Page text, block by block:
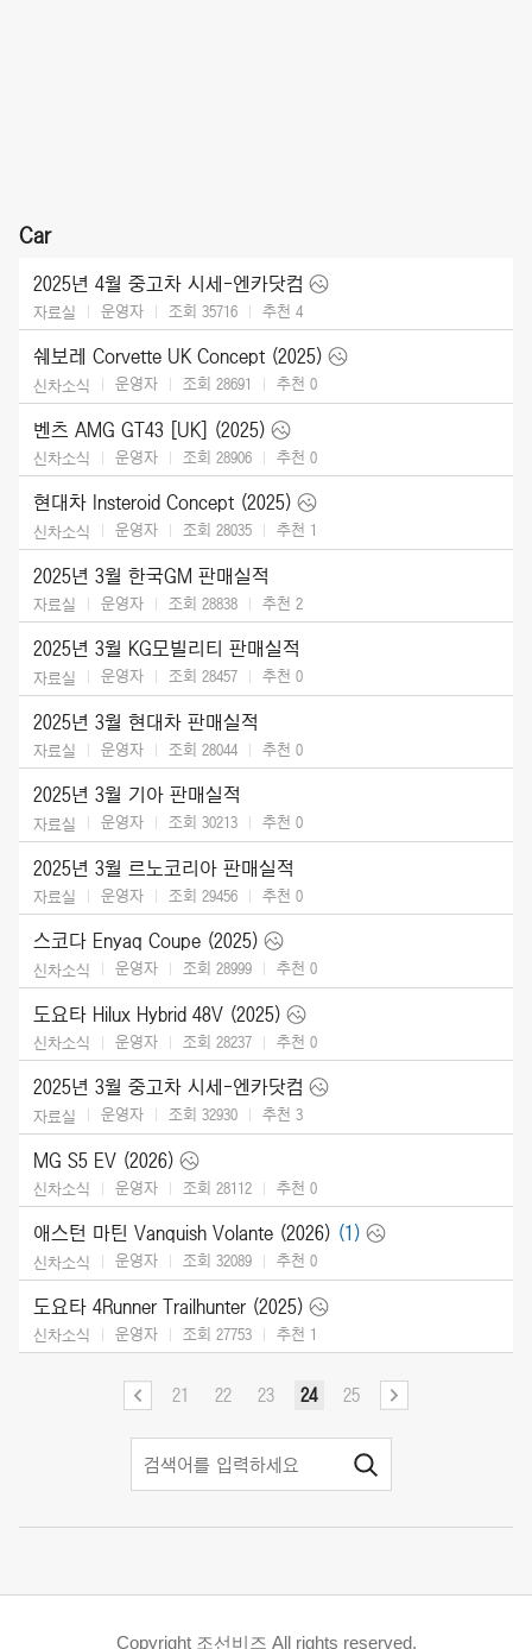
Car
2025년 4월 중고차 시세-엔카닷컴
자료실 운영자 조회 35716 추천 4
쉐보레 Corvette UK Concept (2025)
신차소식 운영자 조회 28691 추천 0
벤츠 AMG GT43 [UK] (2025)
신차소식 운영자 조회 28906 추천 0
현대차 Insteroid Concept (2025)
신차소식 운영자 조회 28035 추천 1
2025년 3월 한국GM 판매실적
자료실 운영자 조회 28838 추천 2
2025년 3월 KG모빌리티 판매실적
자료실 운영자 조회 28457 추천 0
2025년 3월 현대차 판매실적
자료실 운영자 조회 28044 추천 0
2025년 3월 기아 판매실적
자료실 운영자 조회 30213 추천 0
2025년 3월 르노코리아 판매실적
자료실 운영자 조회 29456 추천 0
스코다 Enyaq Coupe (2025)
신차소식 운영자 조회 28999 추천 0
도요타 Hilux Hybrid 48V (2025)
신차소식 운영자 조회 28237 추천 0
2025년 3월 중고차 시세-엔카닷컴
자료실 운영자 조회 32930 추천 3
MG S5 EV (2026)
신차소식 운영자 조회 28112 추천 0
애스턴 마틴 Vanquish Volante (2026) (1)
신차소식 운영자 조회 32089 추천 0
도요타 4Runner Trailhunter (2025)
신차소식 운영자 조회 27753 추천 1
21 22 23 24 25
Copyright 조선비즈 All rights reserved.